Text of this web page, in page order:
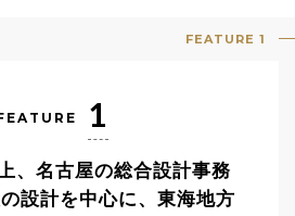
FEATURE 1
1
、名古屋の総合設計事務
設計を中心に、東海地方